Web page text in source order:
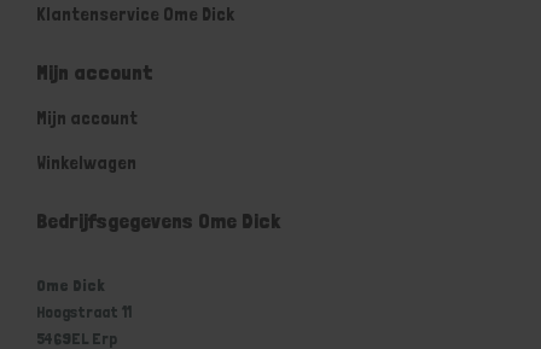
Klantenservice Ome Dick
Mijn account
Mijn account
Winkelwagen
Bedrijfsgegevens Ome Dick
Ome Dick
Hoogstraat 11
5469EL Erp